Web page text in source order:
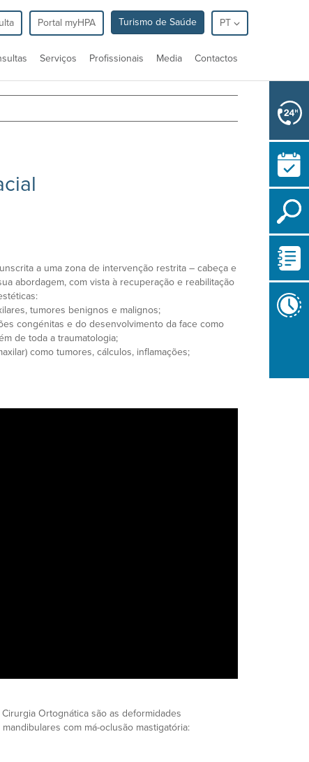
Portal myHPA Turismo de Saúde PT
Serviços Profissionais Media Contactos
a uma zona de intervenção restrita – cabeça e
abordagem, com vista à recuperação e reabilitação
tumores benignos e malignos;
congénitas e do desenvolvimento da face como
de toda a traumatologia;
como tumores, cálculos, inflamações;
Ortognática são as deformidades
com má-oclusão mastigatória: